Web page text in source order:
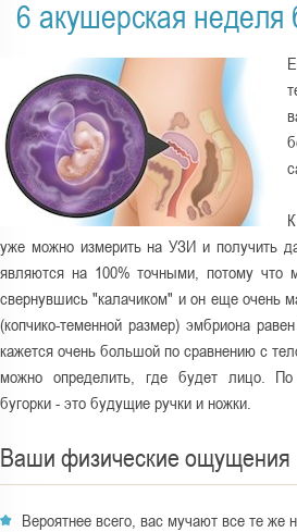
а
с
ь
6 акушерская неделя
уже можно измерить на УЗИ и получить
являются на 100% точными, потому что
свернувшись "калачиком" и он еще очень
(копчико-теменной размер) эмбриона
кажется очень большой по сравнению с
можно определить, где будет лицо.
бугорки - это будущие ручки и ножки.
Ваши физические ощущения
Вероятнее всего, вас мучают все те